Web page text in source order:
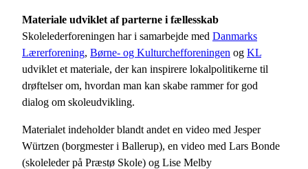
Materiale udviklet af parterne i fællesskab
Skolelederforeningen har i samarbejde med Danmarks
Lærerforening, Børne- og Kulturchefforeningen og KL
udviklet et materiale, der kan inspirere lokalpolitikerne til
drøftelser om, hvordan man kan skabe rammer for god
dialog om skoleudvikling.
Materialet indeholder blandt andet en video med Jesper
Würtzen (borgmester i Ballerup), en video med Lars Bonde
(skoleleder på Præstø Skole) og Lise Melby